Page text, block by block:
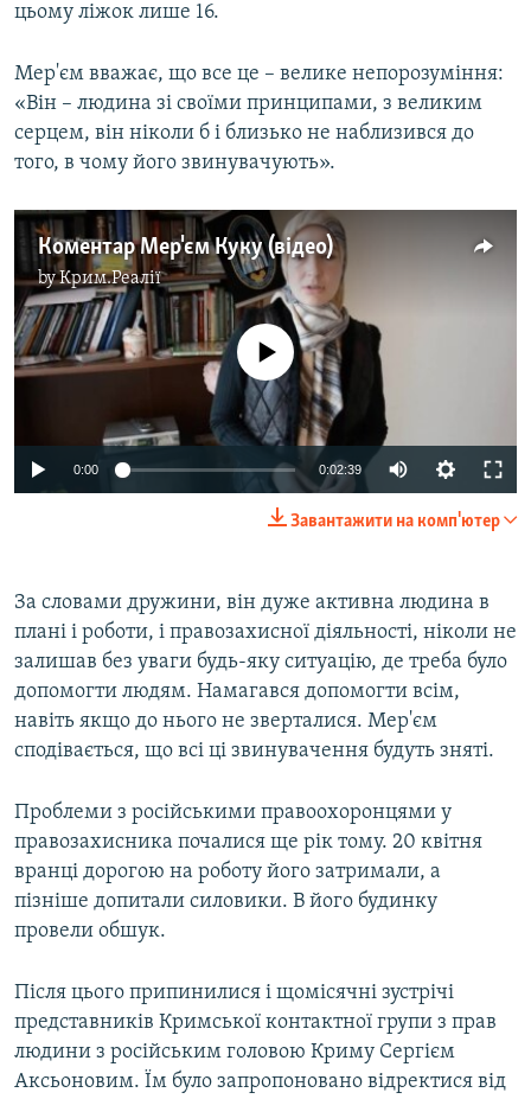
цьому ліжок лише 16.
Мер'єм вважає, що все це – велике непорозуміння:
«Він – людина зі своїми принципами, з великим
серцем, він ніколи б і близько не наблизився до
того, в чому його звинувачують».
Коментар Мер'єм Куку (відео)
byКрим.Реалії
No media source currently available
0:00 0:02:39
Завантажити на комп'ютер
За словами дружини, він дуже активна людина в
плані і роботи, і правозахисної діяльності, ніколи не
залишав без уваги будь-яку ситуацію, де треба було
допомогти людям. Намагався допомогти всім,
навіть якщо до нього не зверталися. Мер'єм
сподівається, що всі ці звинувачення будуть зняті.
Проблеми з російськими правоохоронцями у
правозахисника почалися ще рік тому. 20 квітня
вранці дорогою на роботу його затримали, а
пізніше допитали силовики. В його будинку
провели обшук.
Після цього припинилися і щомісячні зустрічі
представників Кримської контактної групи з прав
людини з російським головою Криму Сергієм
Аксьоновим. Їм було запропоновано відректися від